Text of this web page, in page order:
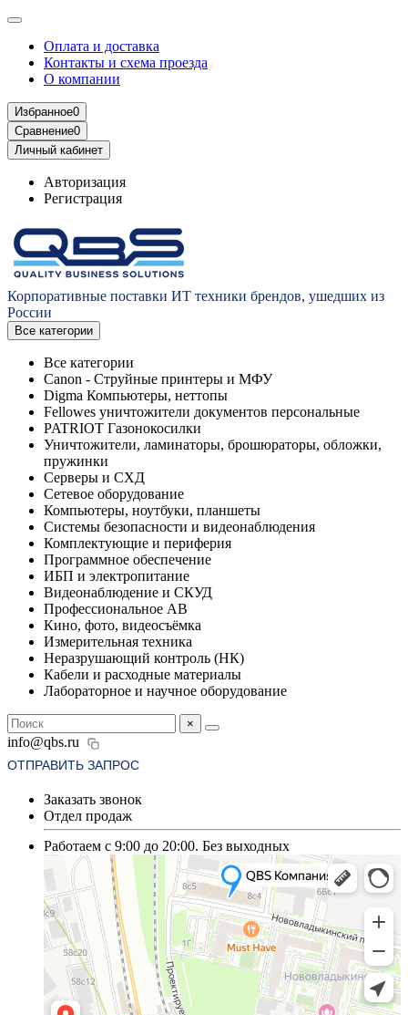
Оплата и доставка
Контакты и схема проезда
О компании
Избранное0
Сравнение0
Личный кабинет
Авторизация
Регистрация
Корпоративные поставки ИТ техники брендов, ушедших из
России
Все категории
Все категории
Canon - Струйные принтеры и МФУ
Digma Компьютеры, неттопы
Fellowes уничтожители документов персональные
PATRIOT Газонокосилки
Уничтожители, ламинаторы, брошюраторы, обложки,
пружинки
Серверы и СХД
Сетевое оборудование
Компьютеры, ноутбуки, планшеты
Системы безопасности и видеонаблюдения
Комплектующие и периферия
Программное обеспечение
ИБП и электропитание
Видеонаблюдение и СКУД
Профессиональное АВ
Кино, фото, видеосъёмка
Измерительная техника
Неразрушающий контроль (НК)
Кабели и расходные материалы
Лабораторное и научное оборудование
×
info@qbs.ru
ОТПРАВИТЬ ЗАПРОС
Заказать звонок
Отдел продаж
Работаем с 9:00 до 20:00. Без выходных